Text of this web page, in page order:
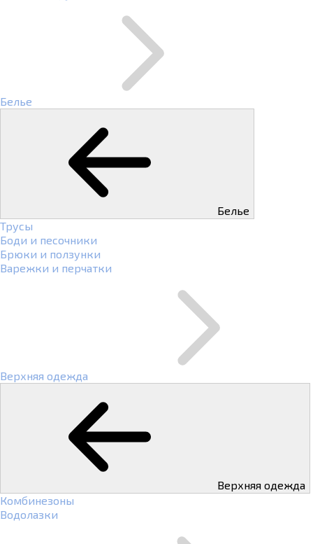
Белье
Белье
Трусы
Боди и песочники
Брюки и ползунки
Варежки и перчатки
Верхняя одежда
Верхняя одежда
Комбинезоны
Водолазки